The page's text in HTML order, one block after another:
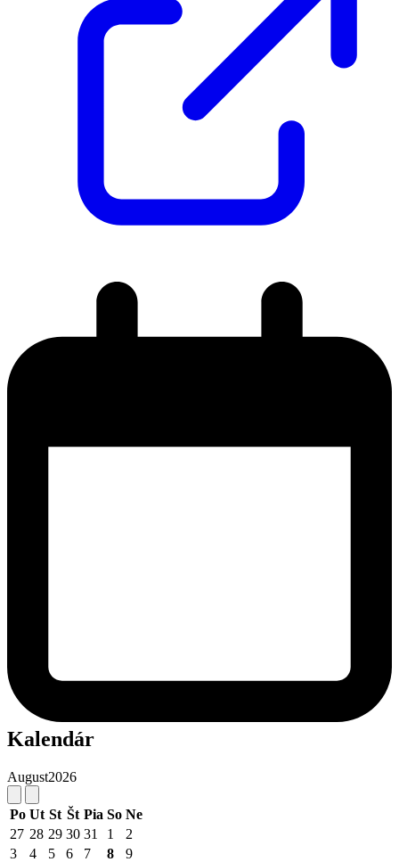
Kalendár
August2026
Po Ut St Št Pia So Ne
27 28 29 30 31 1
2
3
4 5 6 7 8
9